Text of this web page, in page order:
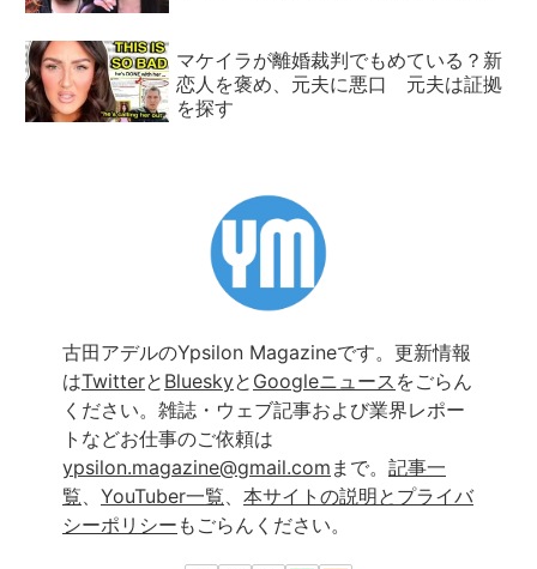
マケイラが離婚裁判でもめている？新
恋人を褒め、元夫に悪口 元夫は証拠
を探す
古田アデルのYpsilon Magazineです。更新情報
はTwitterと Blueskyと Googleニュース をごらん
ください。雑誌・ウェブ記事および業界レポー
トなどお仕事のご依頼は
ypsilon.magazine@gmail.com まで。 記事一
覧、 YouTuber一覧、 本サイトの説明とプライバ
シーポリシー もごらんください。